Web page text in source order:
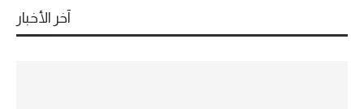
آخر الأخبار